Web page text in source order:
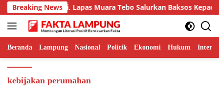
Langsung
ke
konten
Breaking News
Jalanin Sinergi, Lapas Muara Tebo Salurkan Baksos Kepada
Beranda Lampung Nasional Politik Ekonomi Hukum
kebijakan perumahan